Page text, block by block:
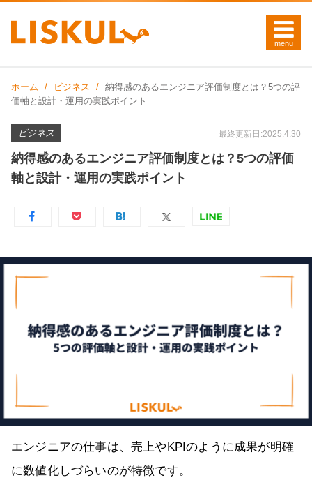
ホーム ビジネス
納得感のあるエンジニア評価制度とは？5つの評
価軸と設計・運用の実践ポイント
ビジネス 最終更新日:2025.4.30
納得感のあるエンジニア評価制度とは？5つの評価
軸と設計・運用の実践ポイント
エンジニアの仕事は、売上やKPIのように成果が明確
に数値化しづらいのが特徴です。